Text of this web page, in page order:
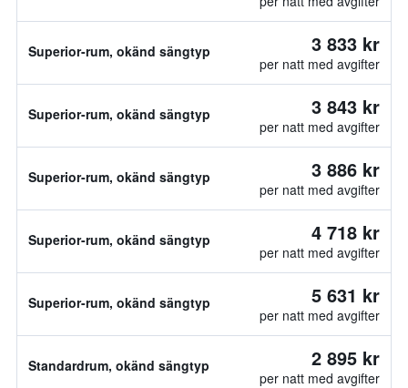
Superior-rum, okänd sängtyp 3 833 kr
per natt med avgifter
Superior-rum, okänd sängtyp 3 843 kr
per natt med avgifter
Superior-rum, okänd sängtyp 3 886 kr
per natt med avgifter
Superior-rum, okänd sängtyp 4 718 kr
per natt med avgifter
Superior-rum, okänd sängtyp 5 631 kr
per natt med avgifter
Standardrum, okänd sängtyp 2 895 kr
per natt med avgifter